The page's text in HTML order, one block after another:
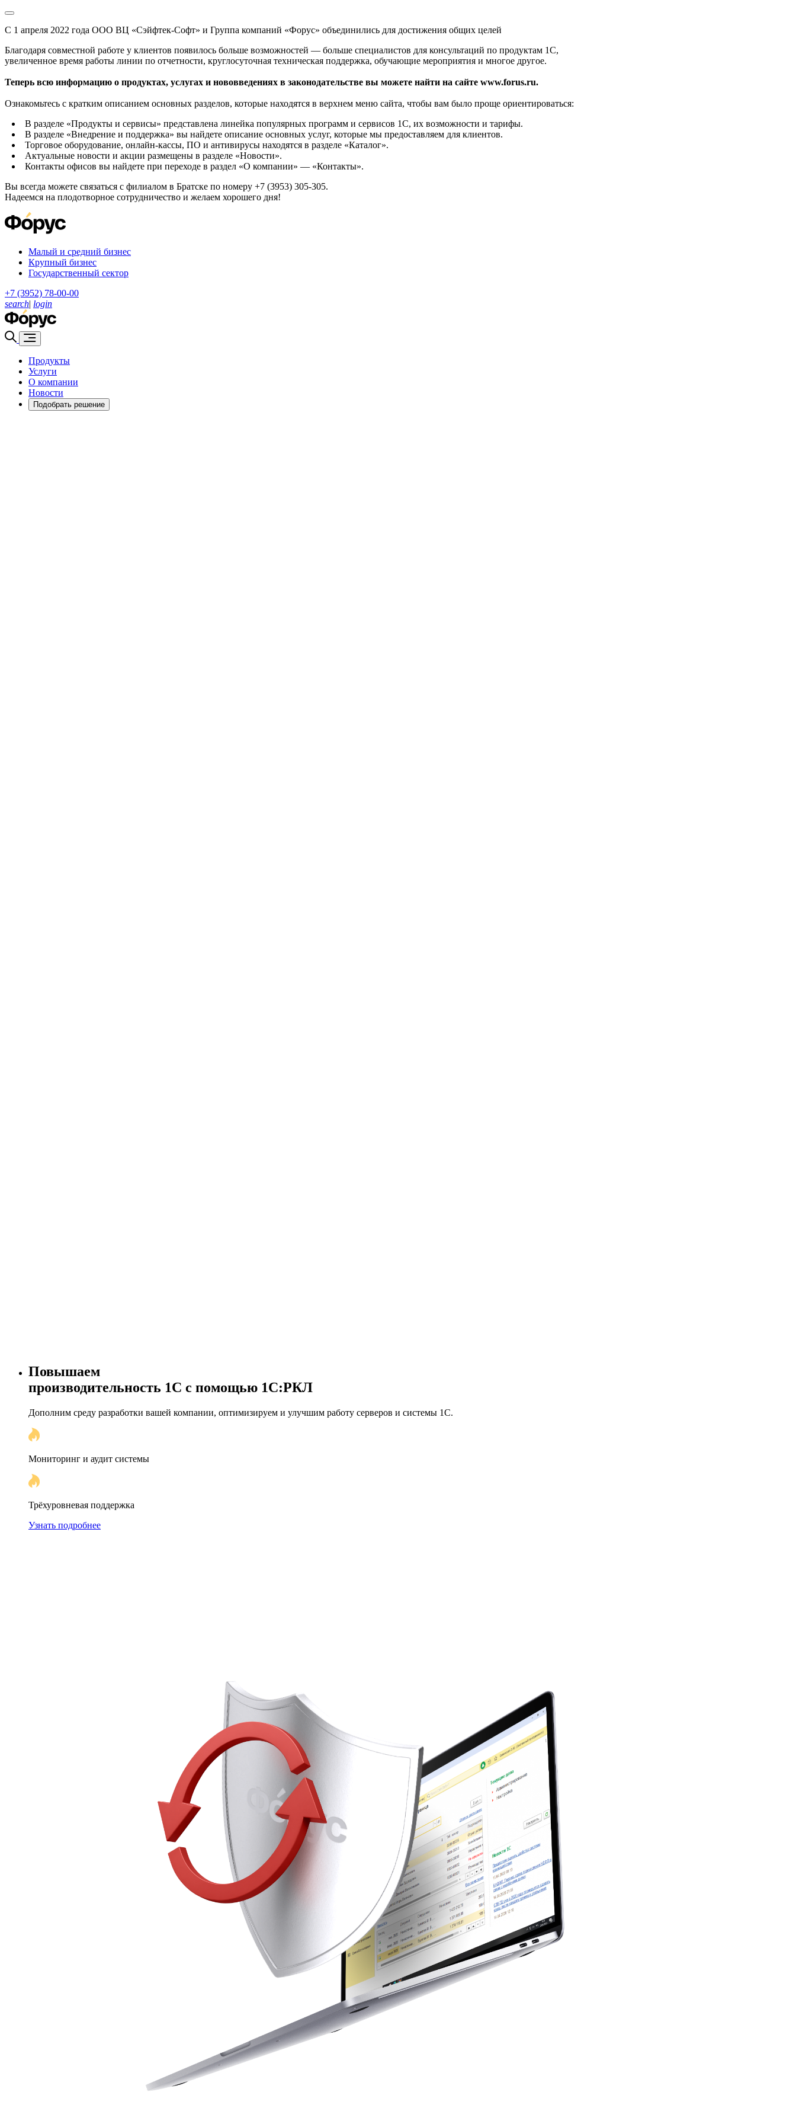
С 1 апреля 2022 года ООО ВЦ «Сэйфтек-Софт» и Группа компаний «Форус» объединились для достижения общих целей
Благодаря совместной работе у клиентов появилось больше возможностей — больше специалистов для консультаций по продуктам 1С,
увеличенное время работы линии по отчетности, круглосуточная техническая поддержка, обучающие мероприятия и многое другое.
Теперь всю информацию о продуктах, услугах и нововведениях в законодательстве вы можете найти на сайте www.forus.ru.
Ознакомьтесь с кратким описанием основных разделов, которые находятся в верхнем меню сайта, чтобы вам было проще ориентироваться:
В разделе «Продукты и сервисы» представлена линейка популярных программ и сервисов 1С, их возможности и тарифы.
В разделе «Внедрение и поддержка» вы найдете описание основных услуг, которые мы предоставляем для клиентов.
Торговое оборудование, онлайн-кассы, ПО и антивирусы находятся в разделе «Каталог».
Актуальные новости и акции размещены в разделе «Новости».
Контакты офисов вы найдете при переходе в раздел «О компании» — «Контакты».
Вы всегда можете связаться с филиалом в Братске по номеру +7 (3953) 305-305.
Надеемся на плодотворное сотрудничество и желаем хорошего дня!
Малый и средний бизнес
Крупный бизнес
Государственный сектор
+7 (3952) 78-00-00
search| login
Продукты
Услуги
О компании
Новости
Подобрать решение
Повышаем
производи­тельность 1С с помощью 1С:РКЛ
Дополним среду разработки вашей компании, оптимизируем и улучшим работу серверов и системы 1С.
Мониторинг и аудит системы
Трёхуровневая поддержка
Узнать подробнее